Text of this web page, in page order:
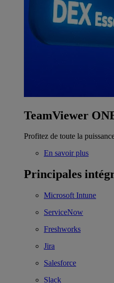
TeamViewer
Profitez de toute la
En savoir plus
Principales
Microsoft Intune
ServiceNow
Freshworks
Jira
Salesforce
Slack